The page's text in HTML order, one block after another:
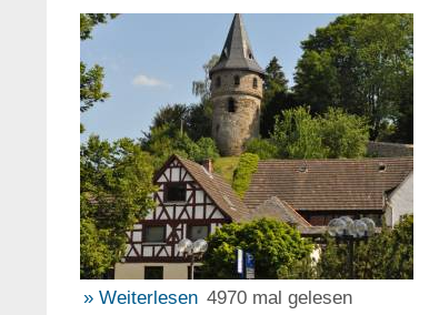
» Weiterlesen 4970 mal gelesen